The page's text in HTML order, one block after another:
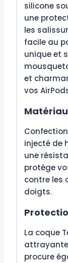
silicone
une
les
facile au
unique et
et
vos
injecté de
une
protège
contre les
doigts.
La coque
attrayante
procure